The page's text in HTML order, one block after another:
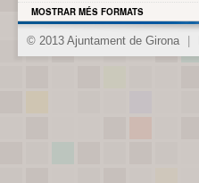
MOSTRAR MÉS FORMATS
© 2013 Ajuntament de Girona